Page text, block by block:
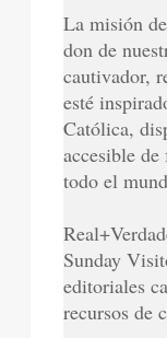
La misión
don de
cautivador,
esté
Católica,
accesible
todo el
Sunday
editoriales
recursos de